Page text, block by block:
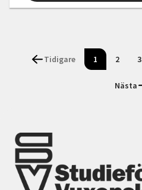
Tidigare 1 2 3
Nästa